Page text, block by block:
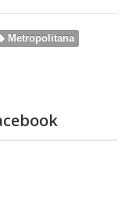
Metropolitana